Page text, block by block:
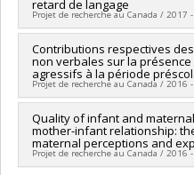
Funding sources:CRSH/
humaines du Canada
Grant programs:PV153480-
Savoir
retard de langage
Projet de recherche au Canada / 2017
Lead researcher :Marie-Julie
Funding sources:CRSH/
humaines du Canada
Grant programs:PVX20020-
CRSH - Subventions
Contributions respectives
non verbales sur la
agressifs à la période
Projet de recherche au Canada / 2016
Lead researcher :Marie-Julie
Funding sources:CRSH/
humaines du Canada
Grant programs:PVX20020-
Quality of infant and
mother-infant relationship:
maternal perceptions and
Projet de recherche au Canada / 2016